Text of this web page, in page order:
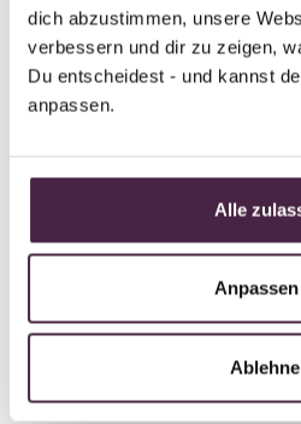
dich abzustimmen, unsere
verbessern und dir zu zeigen,
Du entscheidest - und kannst
anpassen.
Alle
Anpassen
Human burial
BESTATTUNG
Christoph Achs
Austria
Send mail
Back to